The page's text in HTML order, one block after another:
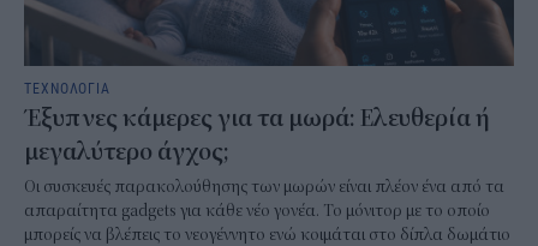
ΤΕΧΝΟΛΟΓΙΑ
Έξυπνες κάμερες για τα μωρά: Ελευθερία ή
μεγαλύτερο άγχος;
Οι συσκευές παρακολούθησης των μωρών είναι πλέον ένα από τα
απαραίτητα gadgets για κάθε νέο γονέα. Το μόνιτορ με το οποίο
μπορείς να βλέπεις το νεογέννητο ενώ κοιμάται στο δίπλα δωμάτιο